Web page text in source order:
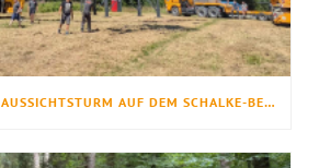
HARZKLUB ERHÄLT AUSSICHTSTURM AUF DEM SCHALKE-BERG